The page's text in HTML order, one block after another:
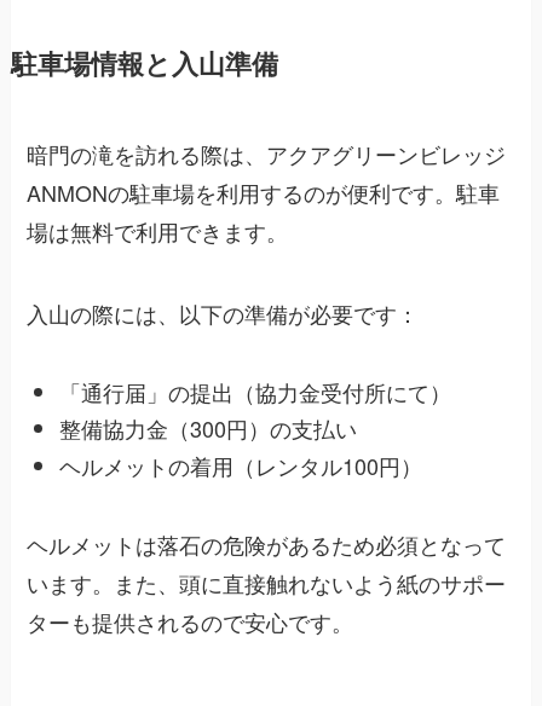
駐車場情報と入山準備
暗門の滝を訪れる際は、アクアグリーンビレッジ
ANMONの駐車場を利用するのが便利です。駐車
場は無料で利用できます。
入山の際には、以下の準備が必要です：
「通行届」の提出（協力金受付所にて）
整備協力金（300円）の支払い
ヘルメットの着用（レンタル100円）
ヘルメットは落石の危険があるため必須となって
います。また、頭に直接触れないよう紙のサポー
ターも提供されるので安心です。